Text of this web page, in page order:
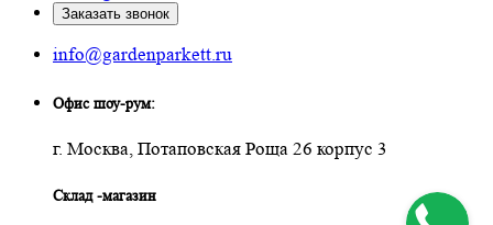
Заказать звонок
info@gardenparkett.ru
Офис шоу-рум:
г. Москва, Потаповская Роща 26 корпус 3
Склад -магазин